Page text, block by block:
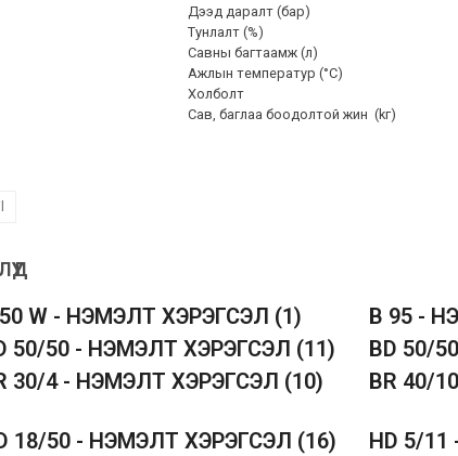
Дээд даралт (бар)
Тунлалт (%)
Савны багтаамж (л)
Ажлын температур (°C)
Холболт
Сав, баглаа боодолтой жин (kг)
W - НЭМЭЛТ ХЭРЭГСЭЛ (1) B 95 -
50/50 - НЭМЭЛТ ХЭРЭГСЭЛ (11) BD 50/
30/4 - НЭМЭЛТ ХЭРЭГСЭЛ (10) BR 40/
18/50 - НЭМЭЛТ ХЭРЭГСЭЛ (16) HD 5/